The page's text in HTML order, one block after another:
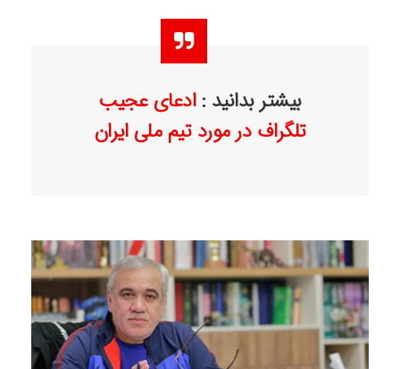
بیشتر بدانید :ادعای عجیب
تلگراف در مورد تیم ملی ایران